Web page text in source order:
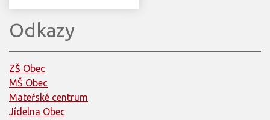
Odkazy
ZŠ Obec
MŠ Obec
Mateřské centrum
Jídelna Obec